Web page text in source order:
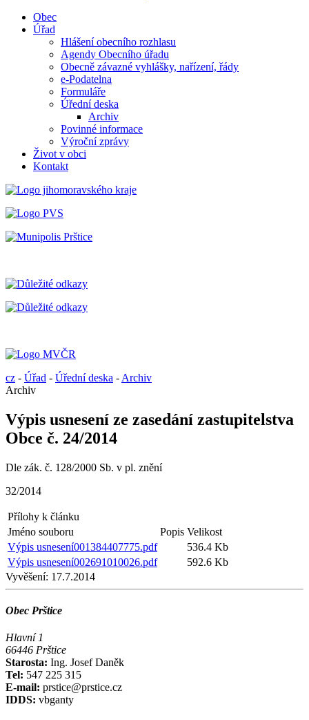
Obec
Úřad
Hlášení obecního rozhlasu
Agendy Obecního úřadu
Obecně závazné vyhlášky, nařízení, řády
e-Podatelna
Formuláře
Úřední deska
Archiv
Povinné informace
Výroční zprávy
Život v obci
Kontakt
cz - Úřad - Úřední deska - Archiv
Archiv
Výpis usnesení ze zasedání zastupitelstva
Obce č. 24/2014
Dle zák. č. 128/2000 Sb. v pl. znění
32/2014
Přílohy k článku
Jméno souboru
Popis Velikost
Výpis usnesení001384407775.pdf
536.4 Kb
Výpis usnesení002691010026.pdf
592.6 Kb
Vyvěšení: 17.7.2014
Obec Prštice
Hlavní 1
66446 Prštice
Starosta: Ing. Josef Daněk
Tel: 547 225 315
E-mail: prstice@prstice.cz
IDDS: vbganty